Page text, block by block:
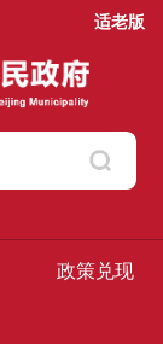
适老版
政策兑现